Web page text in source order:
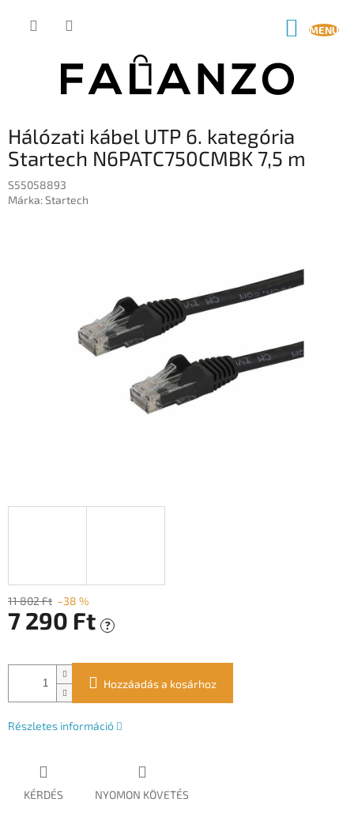
KOSÁR
Hálózati kábel UTP 6. kategória
Startech N6PATC750CMBK 7,5 m
S55058893
Márka:Startech
11 802 Ft –38 %
7 290 Ft ?
Hozzáadás a kosárhoz
Részletes információ
KÉRDÉS NYOMON KÖVETÉS